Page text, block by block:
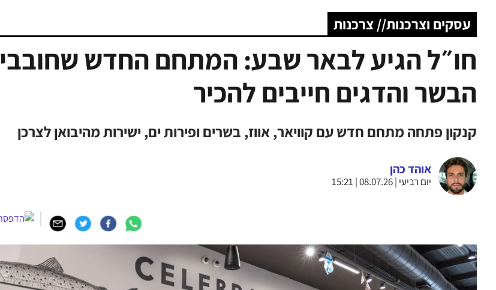
עסקים וצרכנות// צרכנות
חו״ל הגיע לבאר שבע: המתחם החדש שחובבי
הבשר והדגים חייבים להכיר
קנקון פתחה מתחם חדש עם קוויאר, אווז, בשרים ופירות ים, ישירות מהיבואן לצרכן
אוהד כהן
יום רביעי | 08.07.26 | 15:21